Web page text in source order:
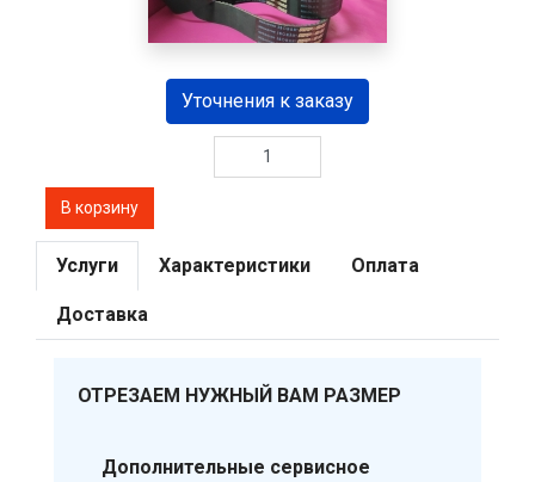
Уточнения к заказу
Услуги Характеристики Оплата
Доставка
ОТРЕЗАЕМ НУЖНЫЙ ВАМ РАЗМЕР
Дополнительные сервисное